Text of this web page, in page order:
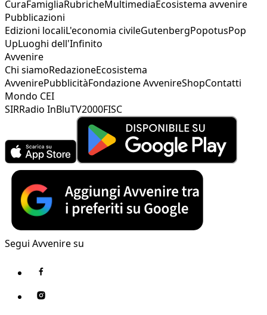
CuraFamigliaRubricheMultimediaEcosistema avvenire
Pubblicazioni
Edizioni localiL'economia civileGutenbergPopotusPop
UpLuoghi dell'Infinito
Avvenire
Chi siamoRedazioneEcosistema
AvvenirePubblicitàFondazione AvvenireShopContatti
Mondo CEI
SIRRadio InBluTV2000FISC
Segui Avvenire su